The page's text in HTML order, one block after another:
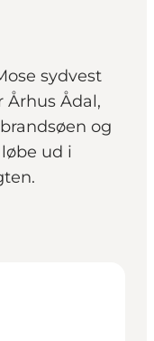
sydvest
Århus Ådal,
og
ud i